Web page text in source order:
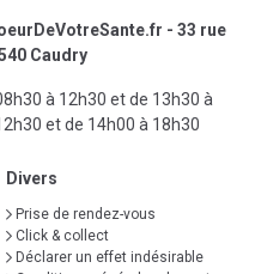
- 33 rue
Caudry
à 12h30 et de 13h30 à
et de 14h00 à 18h30
Divers
Prise de rendez-vous
Click & collect
Déclarer un effet indésirable